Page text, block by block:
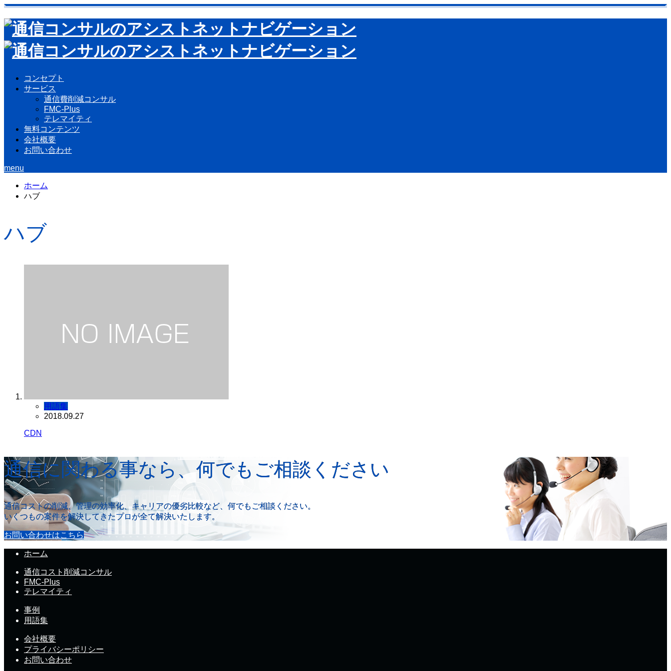
コンセプト
サービス
通信費削減コンサル
FMC-Plus
テレマイティ
無料コンテンツ
会社概要
お問い合わせ
menu
ホーム
ハブ
ハブ
用語集
2018.09.27
CDN
通信に関わる事なら、何でもご相談ください
通信コストの削減、管理の効率化、キャリアの優劣比較など、何でもご相談ください。
いくつもの案件を解決してきたプロが全て解決いたします。
お問い合わせはこちら
ホーム
通信コスト削減コンサル
FMC-Plus
テレマイティ
事例
用語集
会社概要
プライバシーポリシー
お問い合わせ